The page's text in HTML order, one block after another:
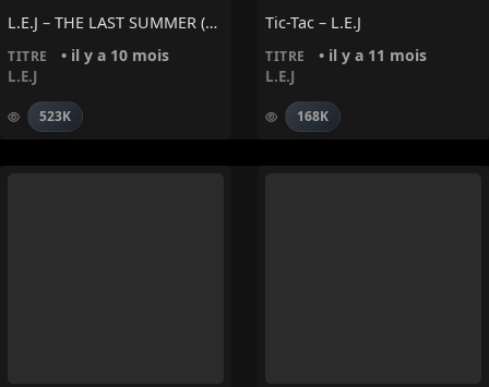
L.E.J – THE LAST SUMMER (2025)
TITRE • il y a 10 mois
L.E.J
523K
Tic-Tac – L.E.J
TITRE • il y a 11 mois
L.E.J
168K